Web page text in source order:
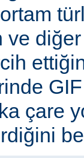
ve
çare